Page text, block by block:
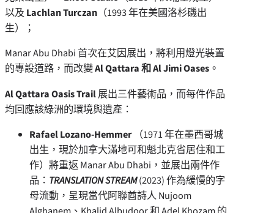
以及Lachlan Turczan （1993 年在美國洛杉磯出
生）；
Manar Abu Dhabi 首次在艾因展出，將利用燈光裝置
的專設道路，而改變Al Qattara 和 Al Jimi Oases 。
Al Qattara Oasis Trail展出三件藝術品，而每件作品
均回應該綠洲的環境與遺產：
Rafael Lozano-Hemmer（1971 年在墨西哥城
出生，現於加拿大滿地可和魁北克省居住和工
作）將重返 Manar Abu Dhabi，並展出兩件作
品： TRANSLATION STREAM(2023) 作為緩慢的字
母流動，呈現當代阿聯酋詩人 Nujoom